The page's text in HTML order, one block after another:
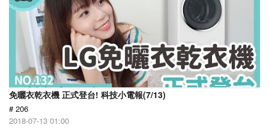
免曬衣乾衣機 正式登台! 科技小電報(7/13)
# 206
2018-07-13 01:00